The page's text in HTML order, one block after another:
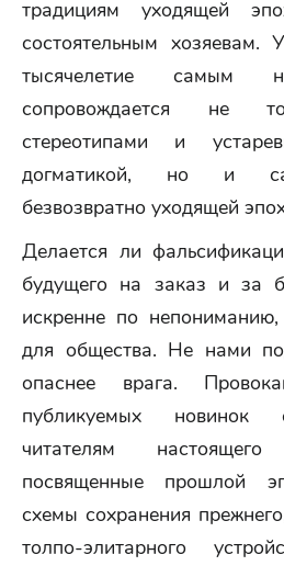
традициям уходящей
состоятельным хозяевам.
тысячелетие самым
сопровождается не
стереотипами и
догматикой, но и
безвозвратно уходящей
Делается ли
будущего на заказ и за
искренне по
для общества. Не нами
опаснее врага.
публикуемых новинок
читателям
посвященные прошлой
схемы сохранения
толпо-элитарного